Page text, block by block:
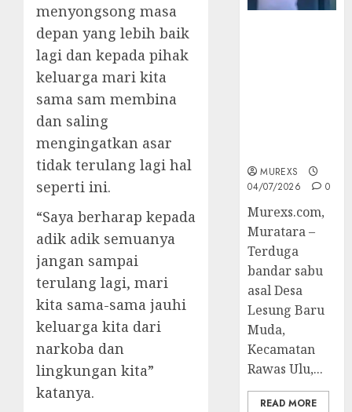
menyongsong masa
depan yang lebih baik
lagi dan kepada pihak
keluarga mari kita
sama sam membina
dan saling
mengingatkan asar
tidak terulang lagi hal
seperti ini.
“Saya berharap kepada
adik adik semuanya
jangan sampai
terulang lagi, mari
kita sama-sama jauhi
keluarga kita dari
narkoba dan
lingkungan kita”
katanya.
MUREXS
04/07/2026
0
Murexs.com,
Muratara –
Terduga
bandar sabu
asal Desa
Lesung Baru
Muda,
Kecamatan
Rawas Ulu,...
READ MORE